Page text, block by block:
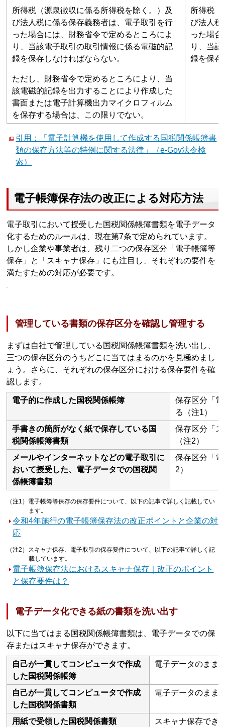
所得税（源泉徴収に係る所得税を除く。）及
び法人税に係る保存義務者は、電子取引を行
った場合には、財務省令で定めるところによ
り、当該電子取引の取引情報に係る電磁的記
録を保存しなければならない。
ただし、財務省令で定めるところにより、当
該電磁的記録を出力することにより作成した
書面または電子計算機出力マイクロフィルム
を保存する場合は、この限りでない。
所得税
び法人税
った場
り、当
録を保存
引用：「電子計算機を使用して作成する国税関係帳簿書
類の保存方法等の特例に関する法律」（e-Gov法令検
索）
電子帳簿保存法の改正による対応方法
電子取引において授受した国税関係帳簿書類を電子データ
化するためのルールは、現在第7条で定められています。
しかし企業や事業者は、残り二つの保存区分「電子帳簿等
保存」と「スキャナ保存」にも注目し、それぞれの要件を
満たすための対応が必要です。
管理している書類の保存区分を確認し管理する
まずは自社で管理している国税関係帳簿書類を洗い出し、
三つの保存区分のうちどこに当てはまるのかを見極めまし
ょう。さらに、それぞれの保存区分における保存要件を確
認します。
電子的に作成した国税関係帳簿
保存区分「
る（注1）
手書きの箇所がなく紙で保存している国
税関係帳簿書類
保存区分「
（注2）
メールやインターネットなどの電子取引に
おいて授受した、電子データでの国税関
係帳簿書類
保存区分「
2）
（注1）電子帳簿等保存の保存要件について、以下の記事で詳しく記載してい
ます。
令和4年施行の電子帳簿保存法の改正ポイントと企業の対
応
（注2）スキャナ保存、電子取引の保存要件について、以下の記事で詳しく記
載しています。
電子帳簿保存法におけるスキャナ保存｜改正のポイント
と保存要件は？
電子データ化できる紙の書類を洗い出す
以下に当てはまる国税関係帳簿書類は、電子データでの保
存またはスキャナ保存ができます。
自己が一貫してコンピュータで作成
した国税関係帳簿
電子データのまま
自己が一貫してコンピュータで作成
した国税関係書類
電子データのまま
用紙で受領した国税関係書類 スキャナ保存でき